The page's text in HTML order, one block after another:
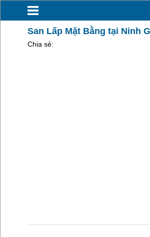
San Lấp Mặt Bằng tại Ninh
Chia sẻ: